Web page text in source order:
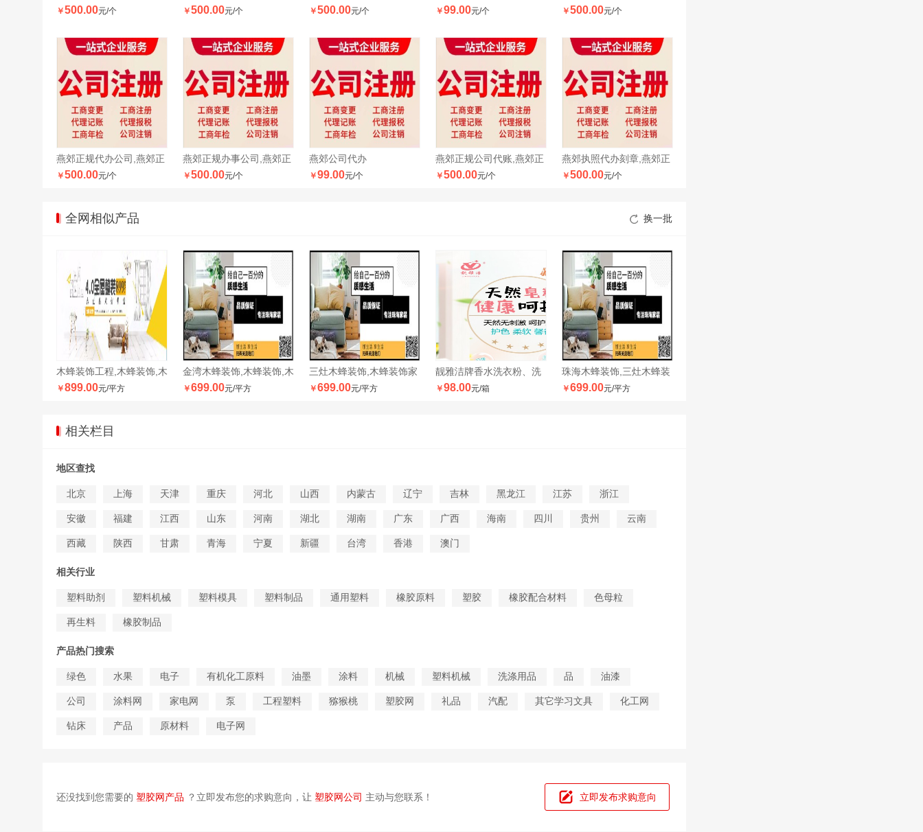
权
￥500.00元/个
权
￥500.00元/个
权
￥500.00元/个 ￥99.00元/个
权
￥500.00元/个
燕郊正规代办公司,燕郊正
￥500.00元/个
燕郊正规办事公司,燕郊正
￥500.00元/个
燕郊公司代办
￥99.00元/个
燕郊正规公司代账,燕郊正
￥500.00元/个
燕郊执照代办刻章,燕郊正
￥500.00元/个
全网相似产品 换一批
木蜂装饰工程,木蜂装饰,木
￥899.00元/平方
金湾木蜂装饰,木蜂装饰,木
￥699.00元/平方
三灶木蜂装饰,木蜂装饰家
￥699.00元/平方
靓雅洁牌香水洗衣粉、洗
衣
￥98.00元/箱
珠海木蜂装饰,三灶木蜂装
￥699.00元/平方
相关栏目
地区查找
北京 上海 天津 重庆 河北 山西 内蒙古 辽宁 吉林 黑龙江 江苏 浙江
安徽 福建 江西 山东 河南 湖北 湖南 广东 广西 海南 四川 贵州 云南
西藏 陕西 甘肃 青海 宁夏 新疆 台湾 香港 澳门
相关行业
塑料助剂 塑料机械 塑料模具 塑料制品 通用塑料 橡胶原料 塑胶 橡胶配合材料 色母粒
再生料 橡胶制品
产品热门搜索
绿色 水果 电子 有机化工原料 油墨 涂料 机械 塑料机械 洗涤用品 品 油漆
公司 涂料网 家电网 泵 工程塑料 猕猴桃 塑胶网 礼品 汽配 其它学习文具 化工网
钻床 产品 原材料 电子网
还没找到您需要的 塑胶网产品 ？立即发布您的求购意向，让 塑胶网公司 主动与您联系！ 立即发布求购意向